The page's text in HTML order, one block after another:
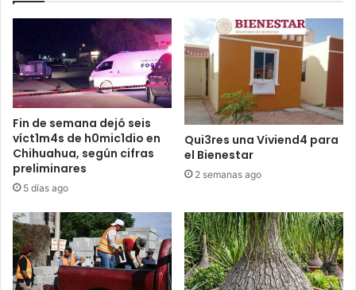
Fin de semana dejó seis
víct1m4s de h0mic1dio en
Chihuahua, según cifras
preliminares
5 días ago
Qui3res una Viviend4 para
el Bienestar
2 semanas ago